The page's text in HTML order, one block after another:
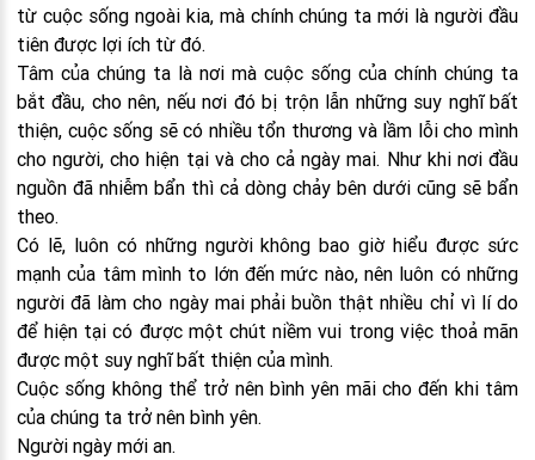
từ cuộc sống ngoài kia, mà chính chúng ta mới là người đầu
tiên được lợi ích từ đó.
Tâm của chúng ta là nơi mà cuộc sống của chính chúng ta
bắt đầu, cho nên, nếu nơi đó bị trộn lẫn những suy nghĩ bất
thiện, cuộc sống sẽ có nhiều tổn thương và lầm lỗi cho mình
cho người, cho hiện tại và cho cả ngày mai. Như khi nơi đầu
nguồn đã nhiễm bẩn thì cả dòng chảy bên dưới cũng sẽ bẩn
theo.
Có lẽ, luôn có những người không bao giờ hiểu được sức
mạnh của tâm mình to lớn đến mức nào, nên luôn có những
người đã làm cho ngày mai phải buồn thật nhiều chỉ vì lí do
để hiện tại có được một chút niềm vui trong việc thoả mãn
được một suy nghĩ bất thiện của mình.
Cuộc sống không thể trở nên bình yên mãi cho đến khi tâm
của chúng ta trở nên bình yên.
Người ngày mới an.